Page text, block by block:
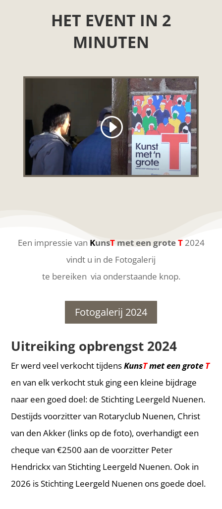
HET EVENT IN 2
MINUTEN
Een impressie van KunsTmet een groteT2024
vindt u in de Fotogalerij
te bereiken via onderstaande knop.
Fotogalerij 2024
Uitreiking opbrengst 2024
Er werd veel verkocht tijdensKunsTmet een grote T
en van elk verkocht stuk ging een kleine bijdrage
naar een goed doel: de Stichting Leergeld Nuenen.
Destijds voorzitter van Rotaryclub Nuenen, Christ
van den Akker (links op de foto), overhandigt een
cheque van €2500 aan de voorzitter Peter
Hendrickx van Stichting Leergeld Nuenen. Ook in
2026 is Stichting Leergeld Nuenen ons goede doel.